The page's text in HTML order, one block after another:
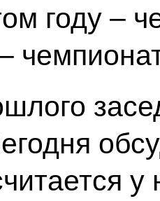
году –